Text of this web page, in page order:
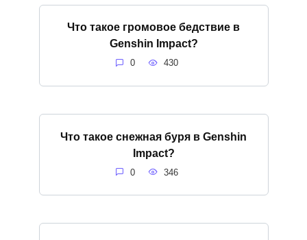
Что такое громовое бедствие в
Genshin Impact?
0 430
Что такое снежная буря в Genshin
Impact?
0 346